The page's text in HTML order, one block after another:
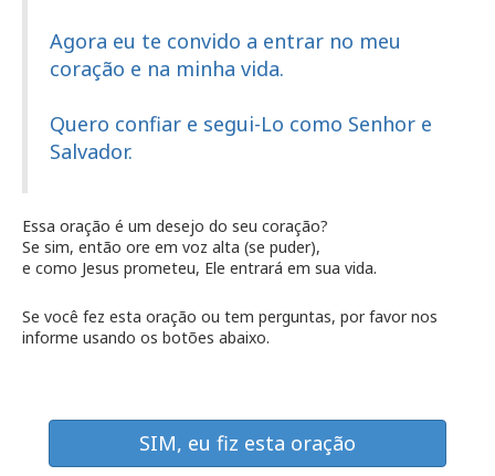
Agora eu te convido a entrar no meu
coração e na minha vida.
Quero confiar e segui-Lo como Senhor e
Salvador.
Essa oração é um desejo do seu coração?
Se sim, então ore em voz alta (se puder),
e como Jesus prometeu, Ele entrará em sua vida.
Se você fez esta oração ou tem perguntas, por favor nos
informe usando os botões abaixo.
SIM, eu fiz esta oração